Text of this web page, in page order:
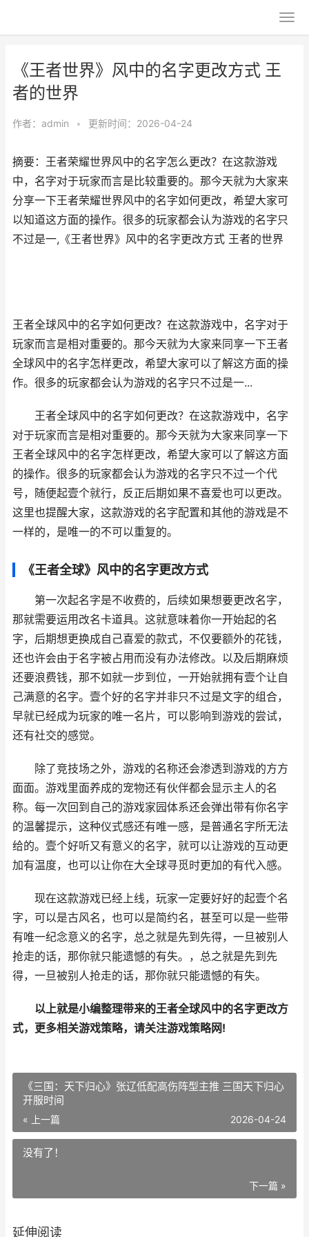
《王者世界》风中的名字更改方式 王
者的世界
作者： admin • 更新时间：2026-04-24
摘要：王者荣耀世界风中的名字怎么更改？在这款游戏
中，名字对于玩家而言是比较重要的。那今天就为大家来
分享一下王者荣耀世界风中的名字如何更改，希望大家可
以知道这方面的操作。很多的玩家都会认为游戏的名字只
不过是一,《王者世界》风中的名字更改方式 王者的世界
王者全球风中的名字如何更改？在这款游戏中，名字对于
玩家而言是相对重要的。那今天就为大家来同享一下王者
全球风中的名字怎样更改，希望大家可以了解这方面的操
作。很多的玩家都会认为游戏的名字只不过是一...
王者全球风中的名字如何更改？在这款游戏中，名字
对于玩家而言是相对重要的。那今天就为大家来同享一下
王者全球风中的名字怎样更改，希望大家可以了解这方面
的操作。很多的玩家都会认为游戏的名字只不过一个代
号，随便起壹个就行，反正后期如果不喜爱也可以更改。
这里也提醒大家，这款游戏的名字配置和其他的游戏是不
一样的，是唯一的不可以重复的。
《王者全球》风中的名字更改方式
第一次起名字是不收费的，后续如果想要更改名字，
那就需要运用改名卡道具。这就意味着你一开始起的名
字，后期想更换成自己喜爱的款式，不仅要额外的花钱，
还也许会由于名字被占用而没有办法修改。以及后期麻烦
还要浪费钱，那不如就一步到位，一开始就拥有壹个让自
己满意的名字。壹个好的名字并非只不过是文字的组合，
早就已经成为玩家的唯一名片，可以影响到游戏的尝试，
还有社交的感觉。
除了竞技场之外，游戏的名称还会渗透到游戏的方方
面面。游戏里面养成的宠物还有伙伴都会显示主人的名
称。每一次回到自己的游戏家园体系还会弹出带有你名字
的温馨提示，这种仪式感还有唯一感，是普通名字所无法
给的。壹个好听又有意义的名字，就可以让游戏的互动更
加有温度，也可以让你在大全球寻觅时更加的有代入感。
现在这款游戏已经上线，玩家一定要好好的起壹个名
字，可以是古风名，也可以是简约名，甚至可以是一些带
有唯一纪念意义的名字，总之就是先到先得，一旦被别人
抢走的话，那你就只能遗憾的有失。，总之就是先到先
得，一旦被别人抢走的话，那你就只能遗憾的有失。
以上就是小编整理带来的王者全球风中的名字更改方
式，更多相关游戏策略，请关注游戏策略网!
《三国：天下归心》张辽低配高伤阵型主推 三国天下归心
开服时间
« 上一篇 2026-04-24
没有了！
下一篇 »
延伸阅读